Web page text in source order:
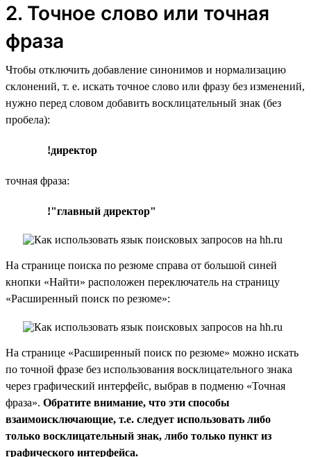
2. Точное слово или точная
фраза
Чтобы отключить добавление синонимов и нормализацию
склонений, т. е. искать точное слово или фразу без изменений,
нужно перед словом добавить восклицательный знак (без
пробела):
!директор
точная фраза:
!"главный директор"
На странице поиска по резюме справа от большой синей
кнопки «Найти» расположен переключатель на страницу
«Расширенный поиск по резюме»:
На странице «Расширенный поиск по резюме» можно искать
по точной фразе без использования восклицательного знака
через графический интерфейс, выбрав в подменю «Точная
фраза». Обратите внимание, что эти способы
взаимоисключающие, т.е. следует использовать либо
только восклицательный знак, либо только пункт из
графического интерфейса.